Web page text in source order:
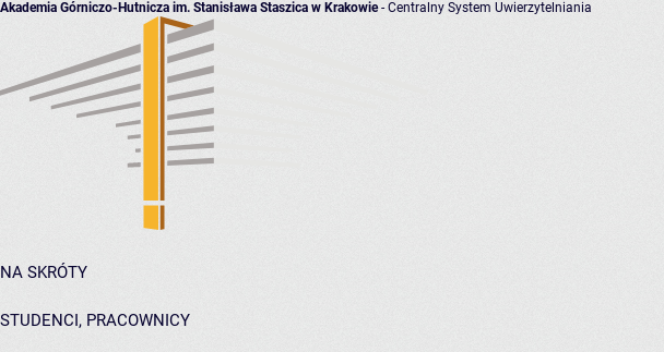
Akademia Górniczo-Hutnicza im. Stanisława Staszica w Krakowie- Centralny System Uwierzytelniania
NA SKRÓTY
STUDENCI, PRACOWNICY